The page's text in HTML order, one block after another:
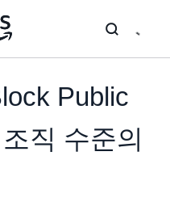
Public
직 수준의